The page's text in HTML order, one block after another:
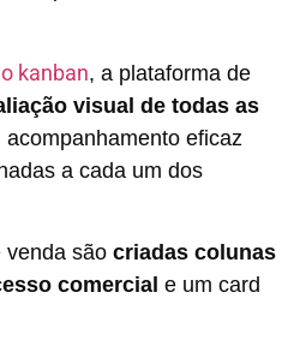
kanban, a plataforma de
visual de todas as
eficaz
a cada um dos
venda são criadas colunas
comercial e um card